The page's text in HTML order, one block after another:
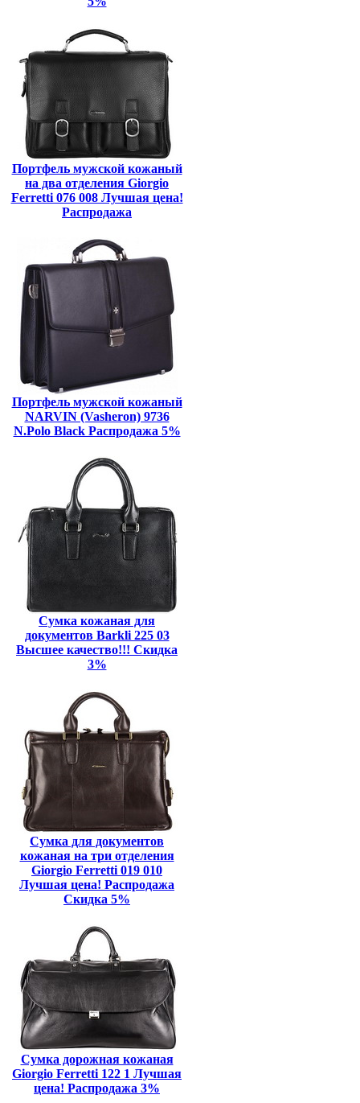
Портфель мужской кожаный
на два отделения Giorgio
Ferretti 076 008 Лучшая цена!
Распродажа
Портфель мужской кожаный
NARVIN (Vasheron) 9736
N.Polo Black Распродажа 5%
Сумка кожаная для
документов Barkli 225 03
Высшее качество!!! Скидка
3%
Сумка для документов
кожаная на три отделения
Giorgio Ferretti 019 010
Лучшая цена! Распродажа
Скидка 5%
Сумка дорожная кожаная
Giorgio Ferretti 122 1 Лучшая
цена! Распродажа 3%